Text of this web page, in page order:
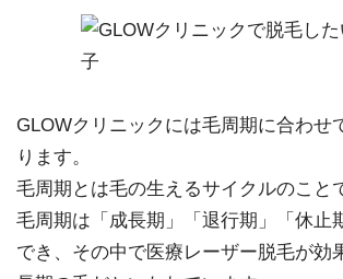
GLOWクリニックには毛周期に合わせ
ります。
毛周期とは毛の生えるサイクルのこと
毛周期は「成長期」「退行期」「休止
でき、その中で医療レーザー脱毛が効